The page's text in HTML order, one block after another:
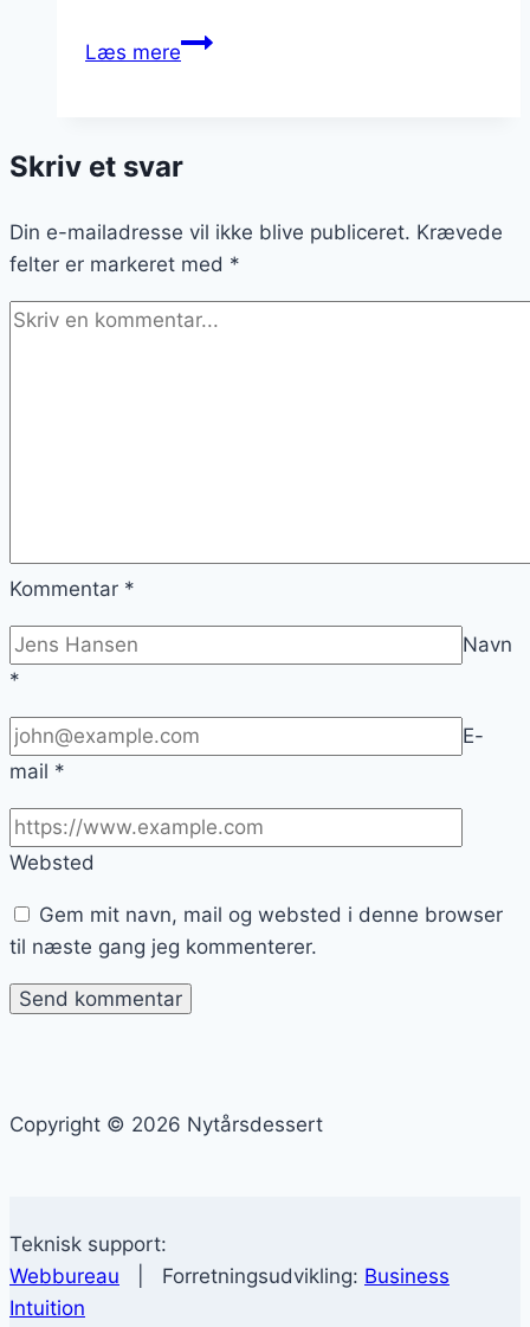
Læs mereNytårsdessert
mousse
Skriv et svar
Din e-mailadresse vil ikke blive publiceret. Krævede
felter er markeret med *
Kommentar *
Navn
*
E-
mail *
Websted
Gem mit navn, mail og websted i denne browser
til næste gang jeg kommenterer.
Copyright © 2026 Nytårsdessert
Teknisk support:
Webbureau | Forretningsudvikling: Business
Intuition